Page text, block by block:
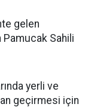
gelen
Pamucak Sahili
yerli ve
geçirmesi için